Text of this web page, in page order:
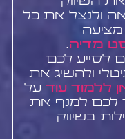
ולנצל את כל
מדיה.
לסייע לכם
ולהשיג את
ללמוד עודעל
לכם למנף את
בשיווק